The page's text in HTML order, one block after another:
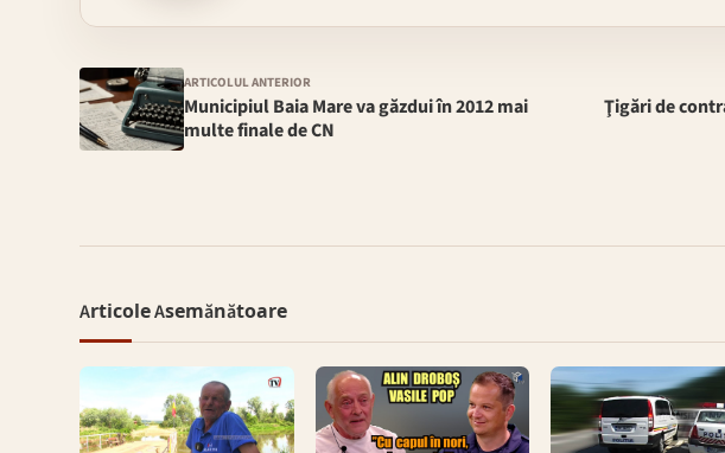
ARTICOLUL ANTERIOR
Municipiul Baia Mare va găzdui în 2012 mai
multe finale de CN
Ţigări de
Articole Asemănătoare